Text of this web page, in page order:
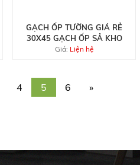
GẠCH ỐP TƯỜNG GIÁ RẺ
30X45 GẠCH ỐP SẢ KHO
Giá: Liện hệ
4 5 6 »